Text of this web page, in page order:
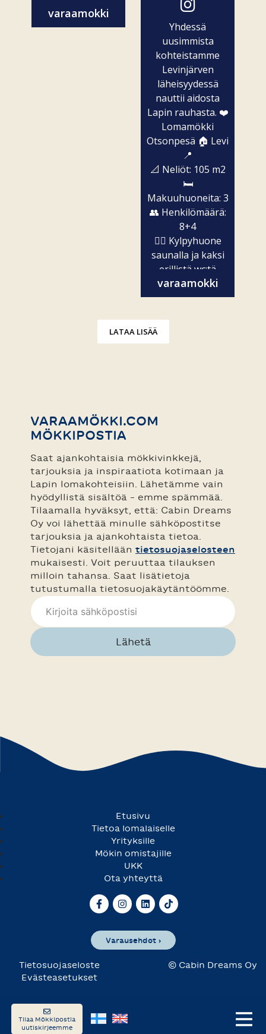
varaamokki
Yhdessä
uusimmista
kohteistamme
Levinjärven
läheisyydessä
nauttii aidosta
Lapin rauhasta. ❤️
Lomamökki
Otsonpesä 🏠 Levi
📍
📐 Neliöt: 105 m2
🛏️
Makuuhuoneita: 3
👥 Henkilömäärä:
8+4
🧖‍♀️ Kylpyhuone
saunalla ja kaksi
erillistä wc:tä
✨...
varaamokki
LATAA LISÄÄ
VARAAMÖKKI.COM
MÖKKIPOSTIA
Saat ajankohtaisia mökkivinkkejä,
tarjouksia ja inspiraatiota kotimaan ja
Lapin lomakohteisiin. Lähetämme vain
hyödyllistä sisältöä – emme spämmää.
Tilaamalla hyväksyt, että: Cabin Dreams
Oy voi lähettää minulle sähköpostitse
tarjouksia ja ajankohtaista tietoa.
Tietojani käsitellään tietosuojaselosteen
mukaisesti. Voit peruuttaa tilauksen
milloin tahansa. Saat lisätietoja
tutustumalla tietosuojakäytäntöömme.
Lähetä
Etusivu
Tietoa lomalaiselle
Yrityksille
Mökin omistajille
UKK
Ota yhteyttä
Varausehdot ›
Tietosuojaseloste
Evästeasetukset
© Cabin Dreams Oy
Tilaa Mökkipostia
uutiskirjeemme